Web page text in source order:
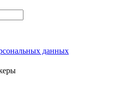
данных